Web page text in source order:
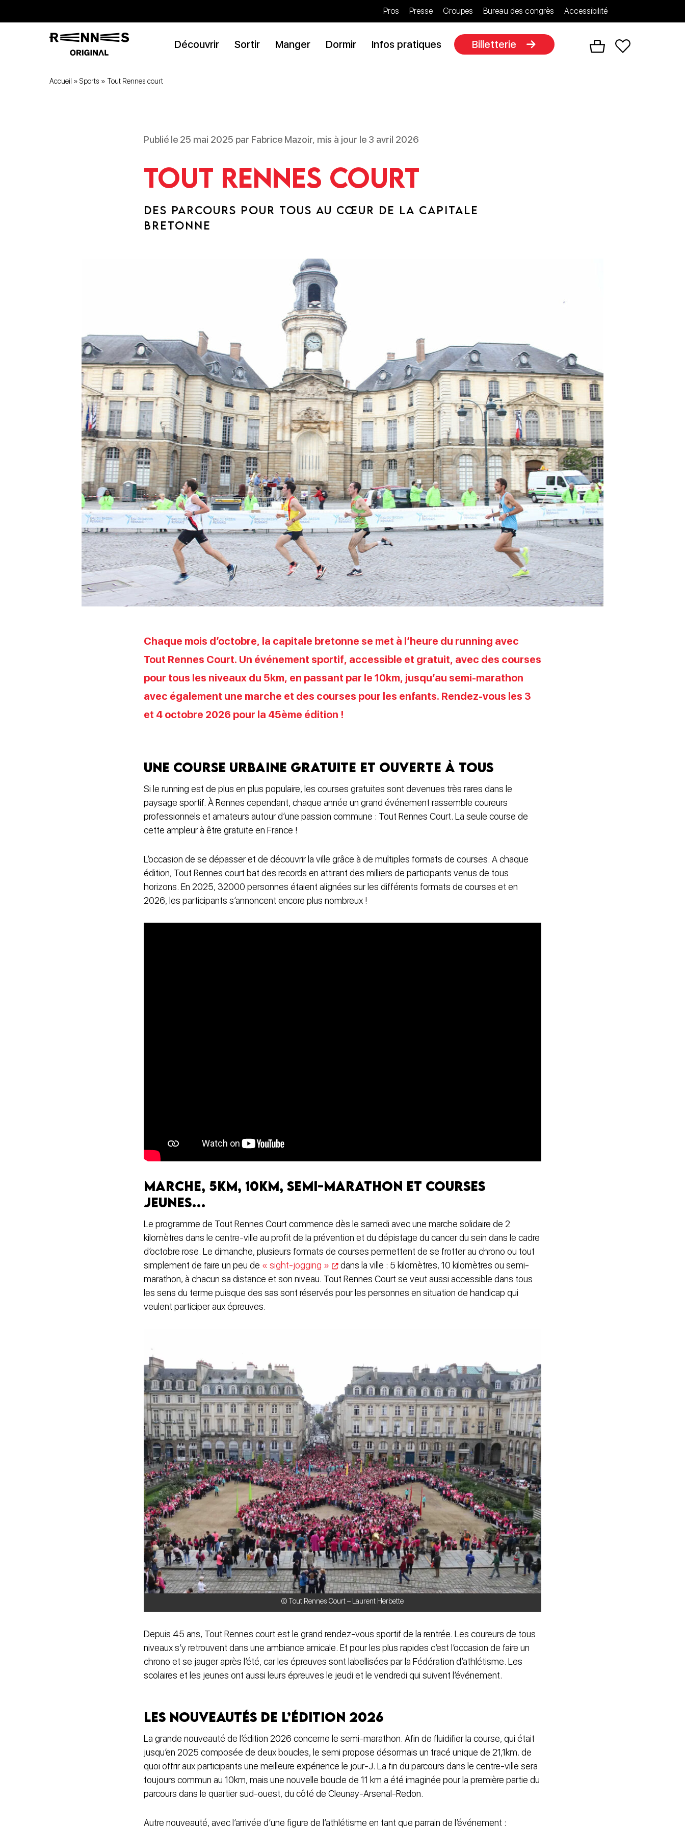
Pros Presse Groupes Bureau des congrès Accessibilité
Découvrir Sortir Manger Dormir Infos pratiques Billetterie
Accueil » Sports » Tout Rennes court
Publié le 25 mai 2025 par Fabrice Mazoir, mis à jour le 3 avril 2026
Tout Rennes court
DES PARCOURS POUR TOUS AU CŒUR DE LA CAPITALE
BRETONNE
Chaque mois d’octobre, la capitale bretonne se met à l’heure du running avec
Tout Rennes Court. Un événement sportif, accessible et gratuit, avec des courses
pour tous les niveaux du 5km, en passant par le 10km, jusqu’au semi-marathon
avec également une marche et des courses pour les enfants. Rendez-vous les 3
et 4 octobre 2026 pour la 45ème édition !
Une course urbaine gratuite et ouverte à tous
Si le running est de plus en plus populaire, les courses gratuites sont devenues très rares dans le
paysage sportif. À Rennes cependant, chaque année un grand événement rassemble coureurs
professionnels et amateurs autour d’une passion commune : Tout Rennes Court. La seule course de
cette ampleur à être gratuite en France !
L’occasion de se dépasser et de découvrir la ville grâce à de multiples formats de courses. A chaque
édition, Tout Rennes court bat des records en attirant des milliers de participants venus de tous
horizons. En 2025, 32000 personnes étaient alignées sur les différents formats de courses et en
2026, les participants s’annoncent encore plus nombreux !
Marche, 5km, 10km, semi-marathon et courses
jeunes…
Le programme de Tout Rennes Court commence dès le samedi avec une marche solidaire de 2
kilomètres dans le centre-ville au profit de la prévention et du dépistage du cancer du sein dans le cadre
d’octobre rose. Le dimanche, plusieurs formats de courses permettent de se frotter au chrono ou tout
simplement de faire un peu de « sight-jogging »
dans la ville : 5 kilomètres, 10 kilomètres ou semi-
marathon, à chacun sa distance et son niveau. Tout Rennes Court se veut aussi accessible dans tous
les sens du terme puisque des sas sont réservés pour les personnes en situation de handicap qui
veulent participer aux épreuves.
© Tout Rennes Court – Laurent Herbette
Depuis 45 ans, Tout Rennes court est le grand rendez-vous sportif de la rentrée. Les coureurs de tous
niveaux s’y retrouvent dans une ambiance amicale. Et pour les plus rapides c’est l’occasion de faire un
chrono et se jauger après l’été, car les épreuves sont labellisées par la Fédération d’athlétisme. Les
scolaires et les jeunes ont aussi leurs épreuves le jeudi et le vendredi qui suivent l’événement.
Les nouveautés de l’édition 2026
La grande nouveauté de l’édition 2026 concerne le semi-marathon. Afin de fluidifier la course, qui était
jusqu’en 2025 composée de deux boucles, le semi propose désormais un tracé unique de 21,1km. de
quoi offrir aux participants une meilleure expérience le jour-J. La fin du parcours dans le centre-ville sera
toujours commun au 10km, mais une nouvelle boucle de 11 km a été imaginée pour la première partie du
parcours dans le quartier sud-ouest, du côté de Cleunay-Arsenal-Redon.
Autre nouveauté, avec l’arrivée d’une figure de l’athlétisme en tant que parrain de l’événement :